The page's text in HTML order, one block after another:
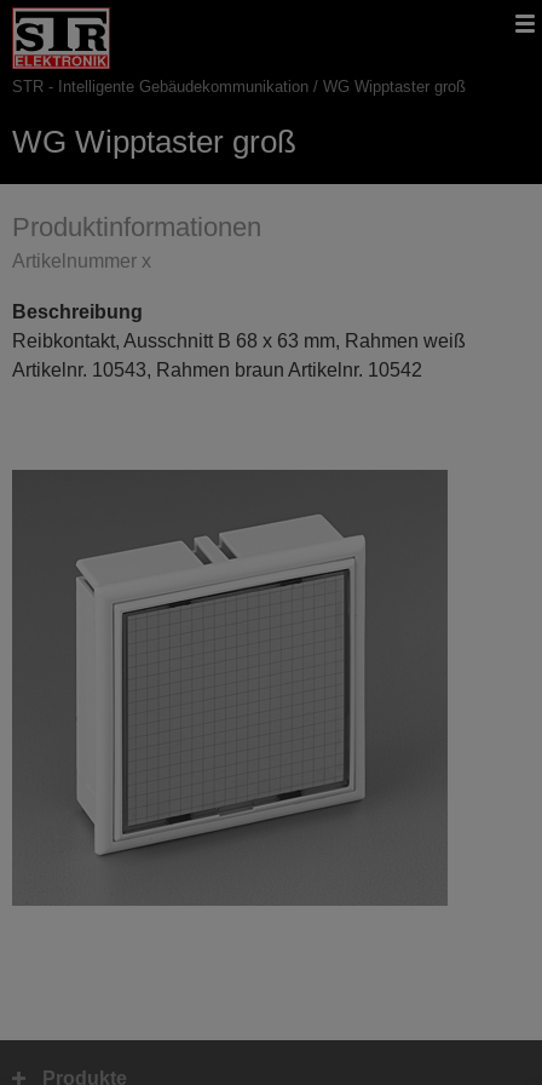
Gehe
direkt
zu:
STR
Website
Hauptnavigation
STR - Intelligente Gebäudekommunikation WG Wipptaster groß
WG Wipptaster groß
Produktinformationen
Artikelnummer x
Beschreibung
Reibkontakt, Ausschnitt B 68 x 63 mm, Rahmen weiß
Artikelnr. 10543, Rahmen braun Artikelnr. 10542
Produkte